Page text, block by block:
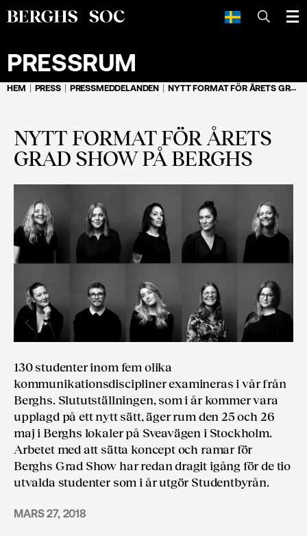
SÖK
PRESSRUM
HEM PRESS PRESSMEDDELANDEN NYTT FORMAT FÖR ÅRETS GRAD SHOW PÅ BERGHS
NYTT FORMAT FÖR ÅRETS
GRAD SHOW PÅ BERGHS
130 studenter inom fem olika
kommunikationsdiscipliner examineras i vår från
Berghs. Slututställningen, som i år kommer vara
upplagd på ett nytt sätt, äger rum den 25 och 26
maj i Berghs lokaler på Sveavägen i Stockholm.
Arbetet med att sätta koncept och ramar för
Berghs Grad Show har redan dragit igång för de tio
utvalda studenter som i år utgör Studentbyrån.
MARS 27, 2018